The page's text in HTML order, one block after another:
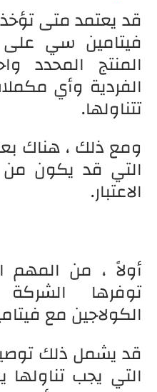
قد يعتمد متى
فيتامين سي
المنتج المحدد
الفردية وأي
تتناولها.
ومع ذلك ، هناك
التي قد يكون
الاعتبار.
أولاً ، من المهم
توفرها
الكولاجين مع
قد يشمل ذلك
التي يجب تناولها